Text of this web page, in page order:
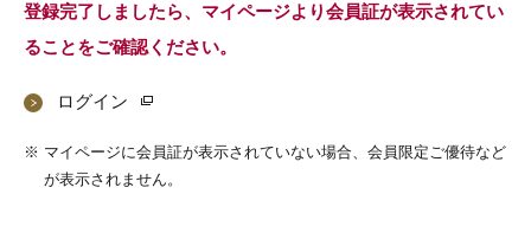
登録完了しましたら、マイページより会員証が表示されてい
ることをご確認ください。
ログイン
※ マイページに会員証が表示されていない場合、会員限定ご優待など
が表示されません。